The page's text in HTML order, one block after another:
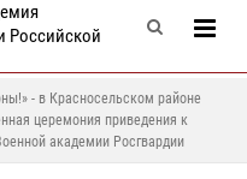
Российской
- в Красносельском районе
церемония приведения к
академии Росгвардии